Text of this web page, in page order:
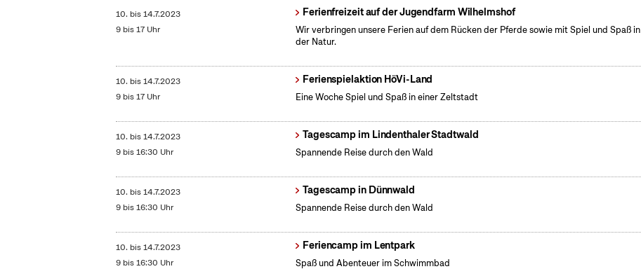
10. bis14.7.2023
9 bis 17 Uhr
Ferienfreizeit auf der Jugendfarm Wilhelmshof
Wir verbringen unsere Ferien auf dem Rücken der Pferde sowie mit Spiel und Spaß in
der Natur.
10. bis14.7.2023
9 bis 17 Uhr
Ferienspielaktion HöVi-Land
Eine Woche Spiel und Spaß in einer Zeltstadt
10. bis14.7.2023
9 bis 16:30 Uhr
Tagescamp im Lindenthaler Stadtwald
Spannende Reise durch den Wald
10. bis14.7.2023
9 bis 16:30 Uhr
Tagescamp in Dünnwald
Spannende Reise durch den Wald
10. bis14.7.2023
9 bis 16:30 Uhr
Feriencamp im Lentpark
Spaß und Abenteuer im Schwimmbad